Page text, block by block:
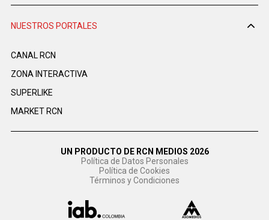
NUESTROS PORTALES
CANAL RCN
ZONA INTERACTIVA
SUPERLIKE
MARKET RCN
UN PRODUCTO DE RCN MEDIOS 2026
Política de Datos Personales
Política de Cookies
Términos y Condiciones